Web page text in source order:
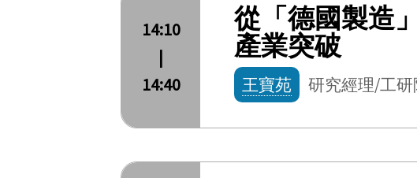
14:10
14:40
從「德國製造
產業突破
王寶苑 研究經理/工